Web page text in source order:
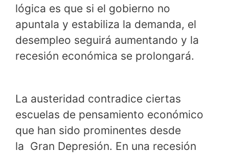
lógica es que si el gobierno no
apuntala y estabiliza la demanda, el
desempleo seguirá aumentando y la
recesión económica se prolongará.
La austeridad contradice ciertas
escuelas de pensamiento económico
que han sido prominentes desde
la Gran Depresión. En una recesión